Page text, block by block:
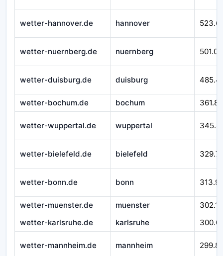
wetter-hannover.de hannover
wetter-nuernberg.de nuernberg
wetter-duisburg.de duisburg
wetter-bochum.de bochum
wetter-wuppertal.de wuppertal
wetter-bielefeld.de bielefeld
wetter-bonn.de bonn
wetter-muenster.de muenster
wetter-karlsruhe.de
karlsruhe
wetter-mannheim.de mannheim